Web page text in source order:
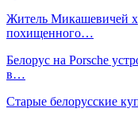
Житель Микашевичей
похищенного…
Белорус на Porsche
в…
Старые белорусские